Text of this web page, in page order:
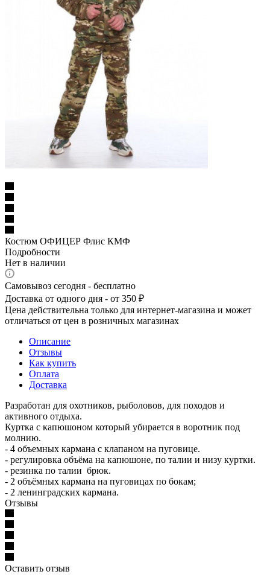
Костюм ОФИЦЕР Флис КМФ
Подробности
Нет в наличии
Самовывоз сегодня - бесплатно
Доставка от одного дня - от 350 ₽
Цена действительна только для интернет-магазина и может
отличаться от цен в розничных магазинах
Описание
Отзывы
Как купить
Оплата
Доставка
Разработан для охотников, рыболовов, для походов и
активного отдыха.
Куртка с капюшоном который убирается в воротник под
молнию.
- 4 объемных кармана с клапаном на пуговице.
- регулировка объёма на капюшоне, по талии и низу куртки.
- резинка по талии брюк.
- 2 объёмных кармана на пуговицах по бокам;
- 2 ленинградских кармана.
Отзывы
Оставить отзыв